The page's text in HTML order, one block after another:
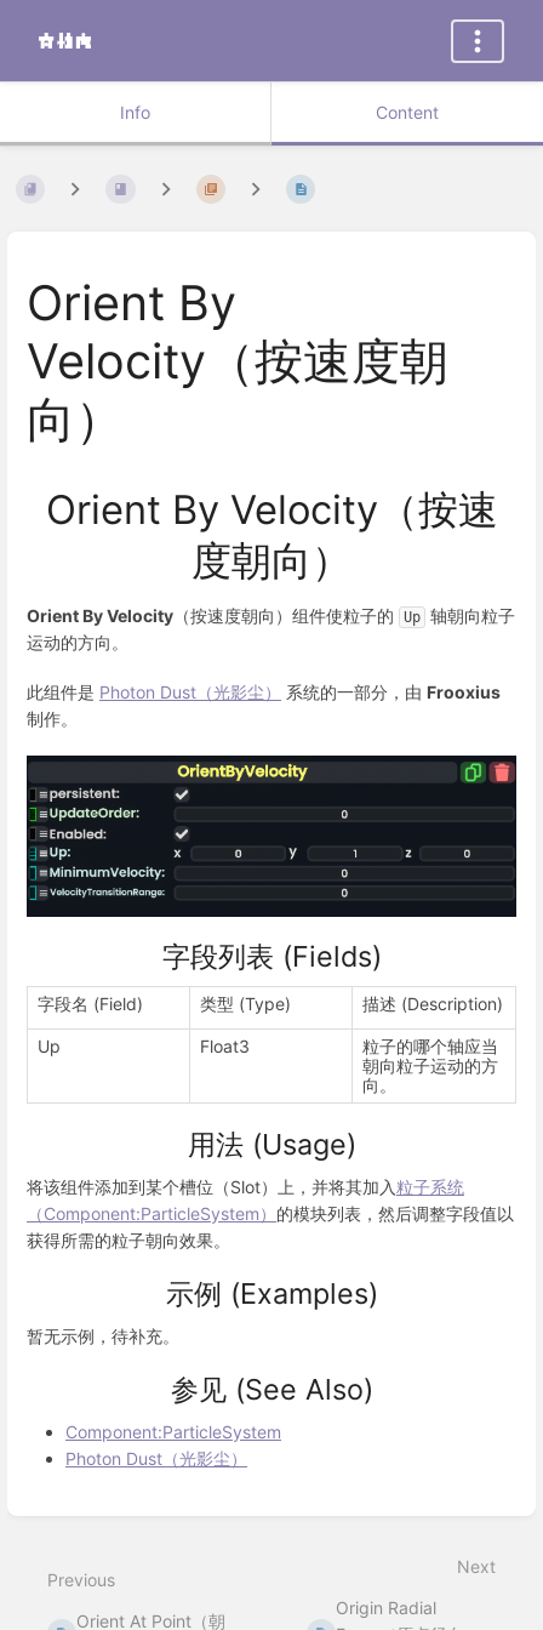
Info Content
Orient By
Velocity（按速度朝
向）
Orient By Velocity（按速
度朝向）
Orient By Velocity （按速度朝向）组件使粒子的 Up 轴朝向粒子
运动的方向。
此组件是 Photon Dust（光影尘） 系统的一部分，由 Frooxius
制作。
字段列表 (Fields)
字段名 (Field) 类型 (Type) 描述 (Description)
Up Float3
粒子的哪个轴应当
朝向粒子运动的方
向。
用法 (Usage)
将该组件添加到某个槽位（Slot）上，并将其加入粒子系统
（Component:ParticleSystem） 的模块列表，然后调整字段值以
获得所需的粒子朝向效果。
示例 (Examples)
暂无示例，待补充。
参见 (See Also)
Component:ParticleSystem
Photon Dust（光影尘）
mode
Previous
Orient At Point（朝
Next
Origin Radial